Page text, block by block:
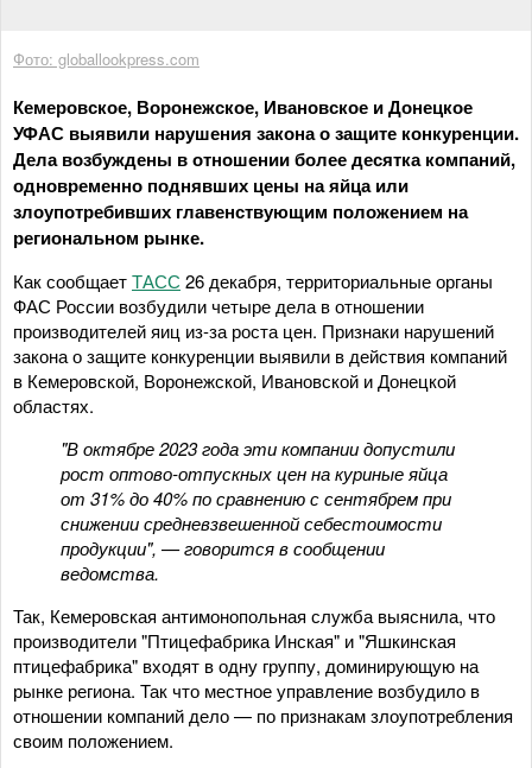
Фото: globallookpress.com
Кемеровское, Воронежское, Ивановское и Донецкое
УФАС выявили нарушения закона о защите конкуренции.
Дела возбуждены в отношении более десятка компаний,
одновременно поднявших цены на яйца или
злоупотребивших главенствующим положением на
региональном рынке.
Как сообщаетТАСС 26 декабря, территориальные органы
ФАС России возбудили четыре дела в отношении
производителей яиц из-за роста цен. Признаки нарушений
закона о защите конкуренции выявили в действия компаний
в Кемеровской, Воронежской, Ивановской и Донецкой
областях.
"В октябре 2023 года эти компании допустили
рост оптово-отпускных цен на куриные яйца
от 31% до 40% по сравнению с сентябрем при
снижении средневзвешенной себестоимости
продукции", — говорится в сообщении
ведомства.
Так, Кемеровская антимонопольная служба выяснила, что
производители "Птицефабрика Инская" и "Яшкинская
птицефабрика" входят в одну группу, доминирующую на
рынке региона. Так что местное управление возбудило в
отношении компаний дело — по признакам злоупотребления
своим положением.